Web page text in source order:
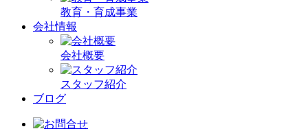
教育・育成事業
会社情報
会社概要
スタッフ紹介
ブログ